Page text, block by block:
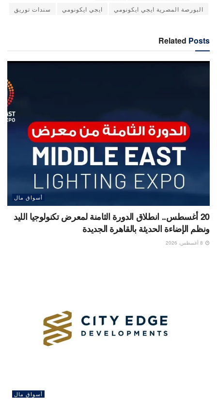
البورصة المصرية ايجي ايكونومي
ايجي ايكونومي سندات توريق
Related Posts
أسواق مال
20 أغسطس.. انطلاق الدورة الثامنة لمعرض تكنولوجيا الليد
ونظم الإضاءة الحديثة بالقاهرة الجديدة
أسواق مال